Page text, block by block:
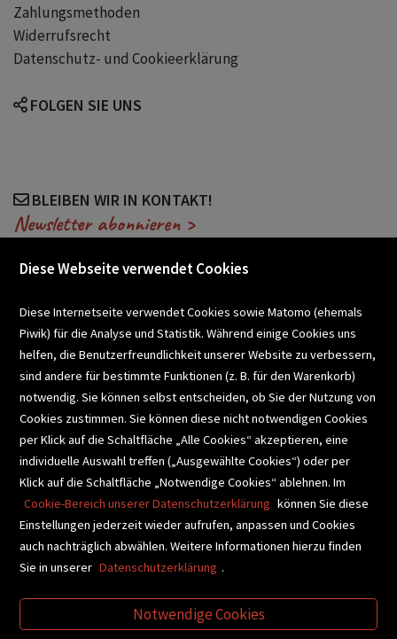
Zahlungsmethoden
Widerrufsrecht
Datenschutz- und Cookieerklärung
FOLGEN SIE UNS
BLEIBEN WIR IN KONTAKT!
Newsletter abonnieren >
SCHULBUCHSERVICE
BUCHEMPFEHLUNGEN
BIBLIOTHEKSSERVICE
VIDEO-TIPPS
VERTRAG WIDERRUFEN
Diese Webseite verwendet Cookies
Diese Internetseite verwendet Cookies sowie Matomo (ehemals
Piwik) für die Analyse und Statistik. Während einige Cookies uns
helfen, die Benutzerfreundlichkeit unserer Website zu verbessern,
sind andere für bestimmte Funktionen (z. B. für den Warenkorb)
notwendig. Sie können selbst entscheiden, ob Sie der Nutzung von
Cookies zustimmen. Sie können diese nicht notwendigen Cookies
per Klick auf die Schaltfläche „Alle Cookies“ akzeptieren, eine
individuelle Auswahl treffen („Ausgewählte Cookies“) oder per
Klick auf die Schaltfläche „Notwendige Cookies“ ablehnen. Im
Cookie-Bereich unserer Datenschutzerklärung können Sie diese
Einstellungen jederzeit wieder aufrufen, anpassen und Cookies
auch nachträglich abwählen. Weitere Informationen hierzu finden
Sie in unserer Datenschutzerklärung .
Notwendige Cookies